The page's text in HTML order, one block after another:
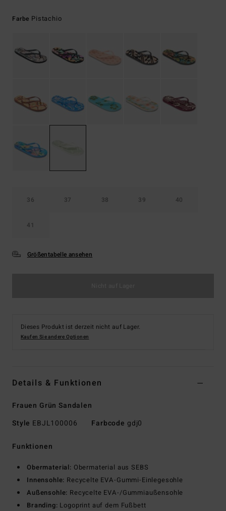
Farbe Pistachio
36 37 38 39 40
41
Größentabelle ansehen
Dieses Produkt ist derzeit nicht auf Lager.
Kaufen Sie andere Optionen
Details & Funktionen
Frauen Grün Sandalen
Style EBJL100006 Farbcode gdj0
Funktionen
Obermaterial: Obermaterial aus SEBS
Innensohle: Recycelte EVA-Gummi-Einlegesohle
Außensohle: Recycelte EVA-/Gummiaußensohle
Branding: Logoprint auf dem Fußbett